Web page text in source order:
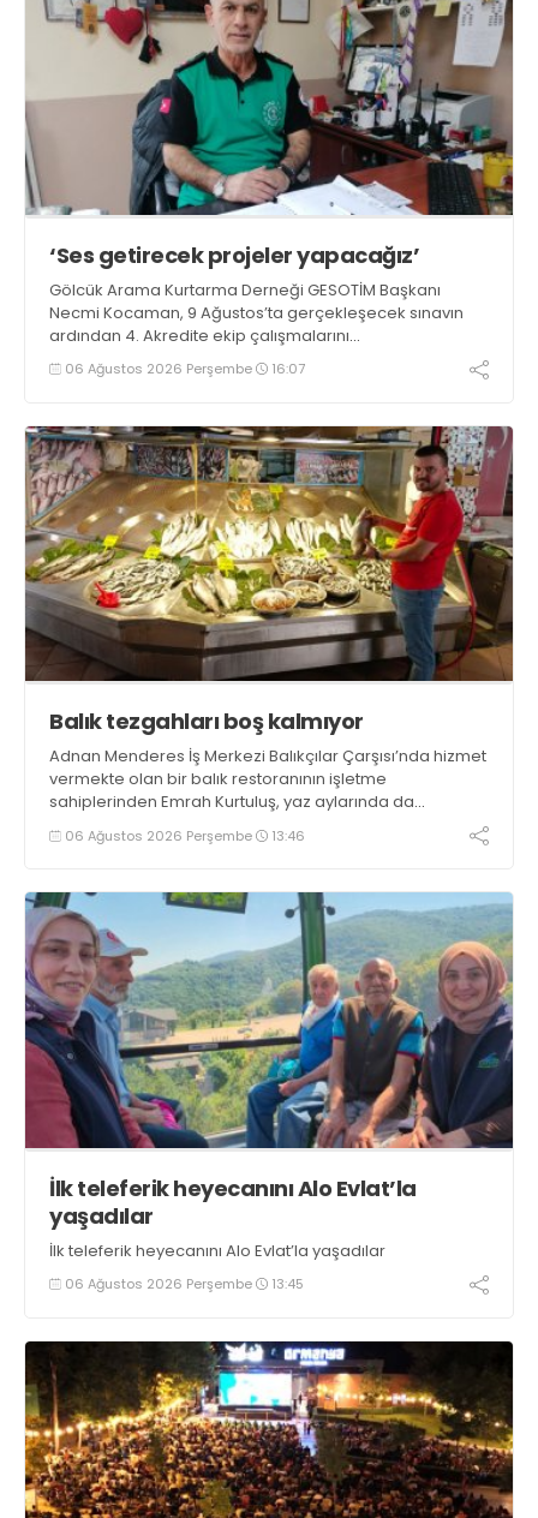
‘Ses getirecek projeler yapacağız’
Gölcük Arama Kurtarma Derneği GESOTİM Başkanı
Necmi Kocaman, 9 Ağustos’ta gerçekleşecek sınavın
ardından 4. Akredite ekip çalışmalarını
tamamlayacaklarını ifade ederek açıklamalarda
bulundu. Kocaman, “Gölcük’te ve Kocaeli genelinde ses
06 Ağustos 2026 Perşembe 16:07
Balık tezgahları boş kalmıyor
Adnan Menderes İş Merkezi Balıkçılar Çarşısı’nda hizmet
vermekte olan bir balık restoranının işletme
sahiplerinden Emrah Kurtuluş, yaz aylarında da
tezgahlarda taze balık bulunduğunu ifade ederek “Yıl
boyunca tezgahlarda taze balık bulmak mümkün
06 Ağustos 2026 Perşembe 13:46
İlk teleferik heyecanını Alo Evlat’la
yaşadılar
İlk teleferik heyecanını Alo Evlat’la yaşadılar
06 Ağustos 2026 Perşembe 13:45